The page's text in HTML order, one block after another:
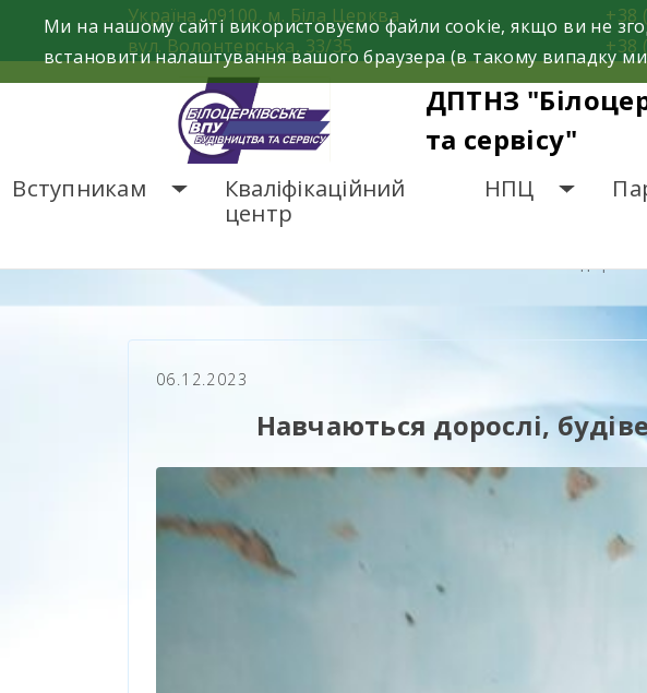
Україна, 09100, м. Біла Церква
вул. Волонтерська, 33/35
+38
+38
ДПТНЗ
та сервісу"
Вступникам
Кваліфікаційний
центр
НПЦ
06.12.2023
Навчаються дорослі,
Ми на нашому сайті використовуємо файли cookie, якщо ви не
встановити налаштування вашого браузера (в такому випадку